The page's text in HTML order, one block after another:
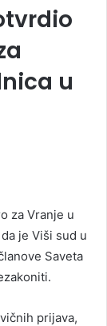
u
za Vranje u
je Viši sud u
Saveta
prijava,